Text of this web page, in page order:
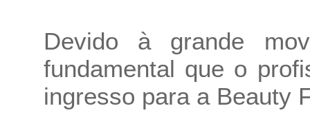
Devido à grande
fundamental que o
ingresso para a Beauty